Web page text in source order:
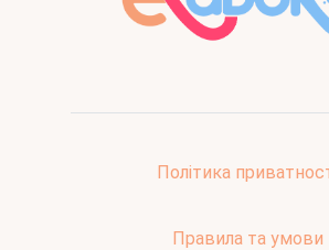
Політика
Правила та умови